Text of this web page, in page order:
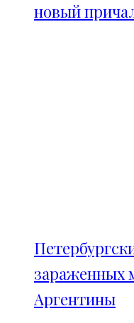
новый
зараженных
Аргентины